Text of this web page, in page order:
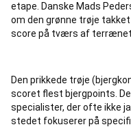
etape. Danske Mads
om den grønne trøje
score på tværs af
Den prikkede trøje
scoret flest bjergpoints.
specialister, der ofte ikke
stedet fokuserer på